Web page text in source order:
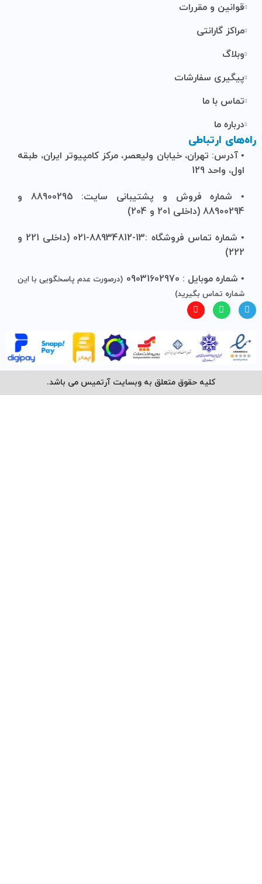
قوانین و مقررات
مراکز گارانتی
وبلاگ
پیگیری سفارشات
تماس با ما
درباره ما
راه‌های ارتباطی
• آدرس: تهران، خیابان ولیعصر، مرکز کامپیوتر ایران، طبقه
اول، واحد 129
• شماره فروش و پشتیبانی سایت: 88900295 و
88900294 (داخلی 201 و 204)
• شماره تماس فروشگاه :13-88934812-021 (داخلی 221 و
222)
• شماره موبایل : 09031602970
(درصورت عدم پاسخگویی با این
شماره تماس بگیرید)
کلیه حقوق متعلق به وبسایت آرتمیس می باشد.